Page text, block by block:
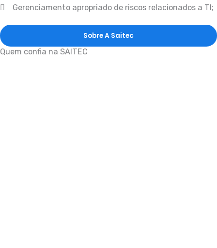
Gerenciamento apropriado de riscos relacionados a TI;
Sobre A Saitec
Quem confia na SAITEC